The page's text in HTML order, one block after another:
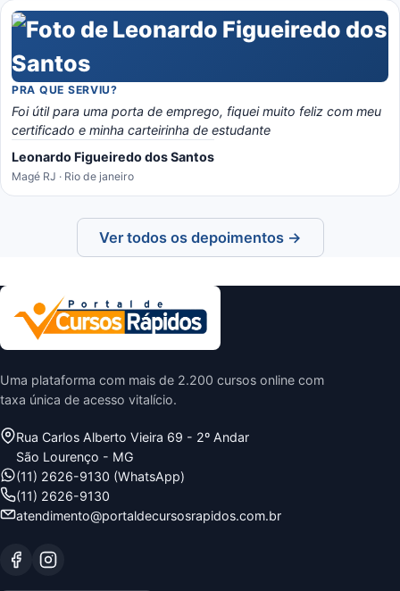
PRA QUE SERVIU?
Foi útil para uma porta de emprego, fiquei muito feliz com meu
certificado e minha carteirinha de estudante
Leonardo Figueiredo dos Santos
Magé RJ · Rio de janeiro
Ver todos os depoimentos →
Uma plataforma com mais de 2.200 cursos online com
taxa única de acesso vitalício.
Rua Carlos Alberto Vieira 69 - 2º Andar
São Lourenço - MG
(11) 2626-9130 (WhatsApp)
(11) 2626-9130
atendimento@portaldecursosrapidos.com.br